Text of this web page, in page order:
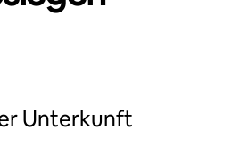
Unterkunft